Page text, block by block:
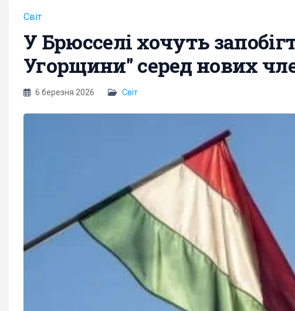
Світ
У Брюсселі хочуть
Угорщини" серед нових
6 березня 2026 Світ